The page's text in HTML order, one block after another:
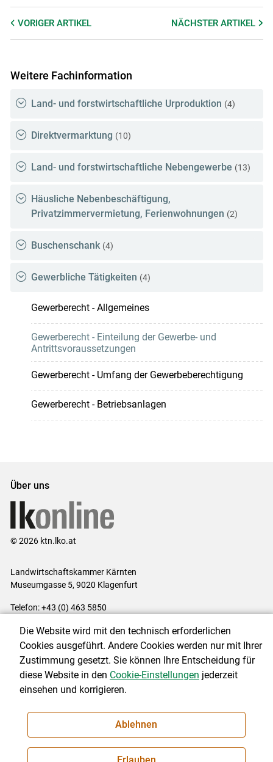
VORIGER ARTIKEL NÄCHSTERARTIKEL
Weitere Fachinformation
Land- und forstwirtschaftliche Urproduktion (4)
Direktvermarktung (10)
Land- und forstwirtschaftliche Nebengewerbe (13)
Häusliche Nebenbeschäftigung,
Privatzimmervermietung, Ferienwohnungen (2)
Buschenschank (4)
Gewerbliche Tätigkeiten (4)
Gewerberecht - Allgemeines
Gewerberecht - Einteilung der Gewerbe- und
Antrittsvoraussetzungen
Gewerberecht - Umfang der Gewerbeberechtigung
Gewerberecht - Betriebsanlagen
Über uns
© 2026 ktn.lko.at
Landwirtschaftskammer Kärnten
Museumgasse 5, 9020 Klagenfurt
Telefon: +43 (0) 463 5850
Impressum|Kontakt|Datenschutzerklärung|Barrierefreiheit|
Cookie-Einstellungen
NEWSLETTER
Die Website wird mit den technisch erforderlichen
Cookies ausgeführt. Andere Cookies werden nur mit Ihrer
Zustimmung gesetzt. Sie können Ihre Entscheidung für
diese Website in den Cookie-Einstellungen jederzeit
einsehen und korrigieren.
Ablehnen